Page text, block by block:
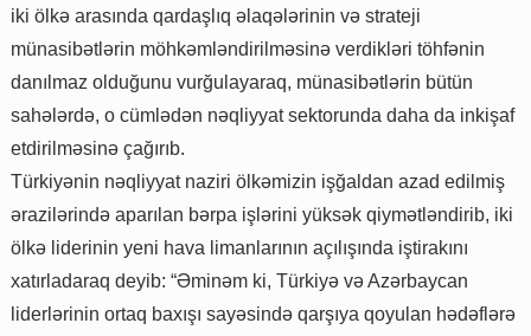
iki ölkə arasında qardaşlıq əlaqələrinin və strateji
münasibətlərin möhkəmləndirilməsinə verdikləri töhfənin
danılmaz olduğunu vurğulayaraq, münasibətlərin bütün
sahələrdə, o cümlədən nəqliyyat sektorunda daha da inkişaf
etdirilməsinə çağırıb.
Türkiyənin nəqliyyat naziri ölkəmizin işğaldan azad edilmiş
ərazilərində aparılan bərpa işlərini yüksək qiymətləndirib, iki
ölkə liderinin yeni hava limanlarının açılışında iştirakını
xatırladaraq deyib: “Əminəm ki, Türkiyə və Azərbaycan
liderlərinin ortaq baxışı sayəsində qarşıya qoyulan hədəflərə